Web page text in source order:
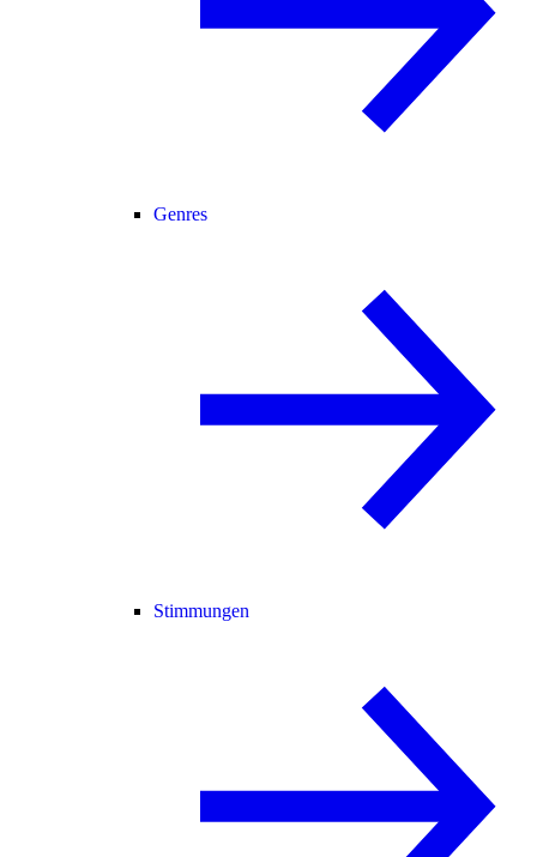
Genres
Stimmungen